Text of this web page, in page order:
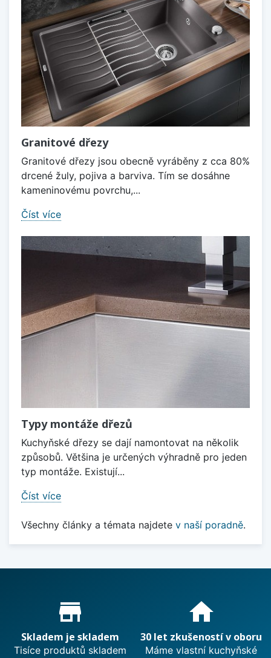
Granitové dřezy
Granitové dřezy jsou obecně vyráběny z cca 80%
drcené žuly, pojiva a barviva. Tím se dosáhne
kameninovému povrchu,...
Číst více
Typy montáže dřezů
Kuchyňské dřezy se dají namontovat na několik
způsobů. Většina je určených výhradně pro jeden
typ montáže. Existují...
Číst více
Všechny články a témata najdete v naší poradně.
Proč nakupovat u nás?
store_mall_directory
Skladem je skladem
Tisíce produktů skladem
home
30 let zkušeností v oboru
Máme vlastní kuchyňské